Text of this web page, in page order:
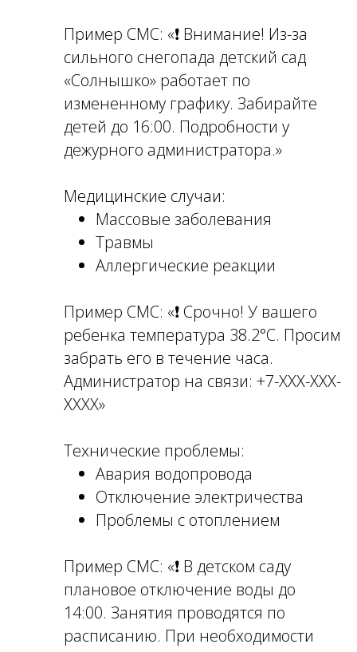
Пример СМС: «❗ Внимание! Из-за
сильного снегопада детский сад
«Солнышко» работает по
измененному графику. Забирайте
детей до 16:00. Подробности у
дежурного администратора.»
Медицинские случаи:
Массовые заболевания
Травмы
Аллергические реакции
Пример СМС: «❗ Срочно! У вашего
ребенка температура 38.2°C. Просим
забрать его в течение часа.
Администратор на связи: +7-ХХХ-ХХХ-
ХХХХ»
Технические проблемы:
Авария водопровода
Отключение электричества
Проблемы с отоплением
Пример СМС: «❗ В детском саду
плановое отключение воды до
14:00. Занятия проводятся по
расписанию. При необходимости